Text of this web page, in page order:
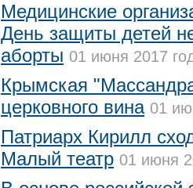
Медицинские
День защиты детей
аборты 01 июня 2017
Крымская
церковного вина 01
Патриарх Кирилл
Малый театр 01 июня